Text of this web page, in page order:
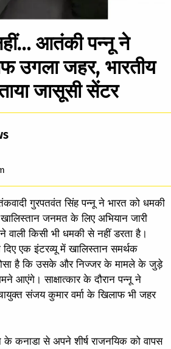
आतंकी पन्नू ने
उगला जहर, भारतीय
जासूसी सेंटर
गुरपतवंत सिंह पन्नू ने भारत को धमकी
जनमत के लिए अभियान जारी
किसी भी धमकी से नहीं डरता है।
एक इंटरव्यू में खालिस्तान समर्थक
है कि उसके और निज्जर के मामले के जुड़े
आएंगे। साक्षात्कार के दौरान पन्नू ने
संजय कुमार वर्मा के खिलाफ भी जहर
के कनाडा से अपने शीर्ष राजनयिक को वापस